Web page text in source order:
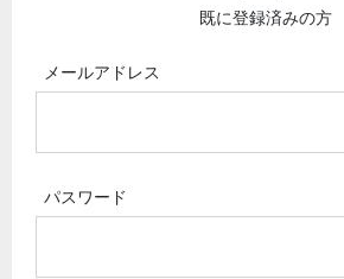
既に登録済みの方
メールアドレス
パスワード